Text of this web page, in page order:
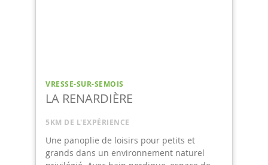
VRESSE-SUR-SEMOIS
LA RENARDIÈRE
5KM DE L'EXPÉRIENCE
Une panoplie de loisirs pour petits et
grands dans un environnement naturel